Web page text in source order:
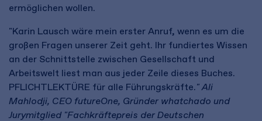
ermöglichen wollen.
"Karin Lausch wäre mein erster Anruf, wenn es um die
großen Fragen unserer Zeit geht. Ihr fundiertes Wissen
an der Schnittstelle zwischen Gesellschaft und
Arbeitswelt liest man aus jeder Zeile dieses Buches.
PFLICHTLEKTÜRE für alle Führungskräfte." Ali
Mahlodji, CEO futureOne, Gründer whatchado und
Jurymitglied "Fachkräftepreis der Deutschen